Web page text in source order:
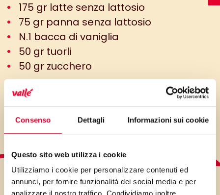
Consenso Dettagli Informazioni sui cookie
Questo sito web utilizza i cookie
Utilizziamo i cookie per personalizzare contenuti ed
annunci, per fornire funzionalità dei social media e per
175 gr latte senza lattosio
75 gr panna senza lattosio
N.1 bacca di vaniglia
50 gr tuorli
50 gr zucchero
Minuti preparazione: 30 min.
Minuti di cottura: 60 min.